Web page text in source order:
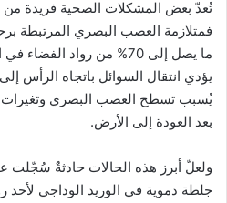
تُعدّ بعض المشكلات الصحية فريدة من
ما يصل إلى 70% من رواد
يؤدي انتقال السوائل باتجاه الرأس
يُسبب تسطح العصب البصري وتغيرات
بعد العودة إلى الأرض.
جلطة دموية في الوريد الوداجي لأحد